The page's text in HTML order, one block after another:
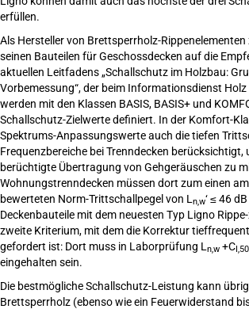
erfüllen.
Als Hersteller von Brettsperrholz-
seinen Bauteilen für Geschossdecken auf die
aktuellen Leitfadens „Schallschutz im Holzbau:
Vorbemessung“, der beim Informationsdienst
werden mit den Klassen BASIS, BASIS+ und
Schallschutz-Zielwerte definiert. In der Komfort-
Spektrums-Anpassungswerte auch die tiefen
Frequenzbereiche bei Trenndecken berücksichtigt,
berüchtigte Übertragung von Gehgeräuschen zu
Wohnungstrenndecken müssen dort zum einen
bewerteten Norm-Trittschallpegel von L n,w‘ ≤ 46
Deckenbauteile mit dem neuesten Typ Ligno
zweite Kriterium, mit dem die Korrektur
gefordert ist: Dort muss in Laborprüfung L n,w +C
eingehalten sein.
Die bestmögliche Schallschutz-Leistung kann
Brettsperrholz (ebenso wie ein Feuerwiderstand